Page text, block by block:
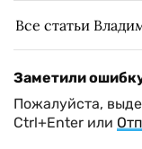
Все статьи
Заметили
Пожалуйста,
Ctrl+Enter или